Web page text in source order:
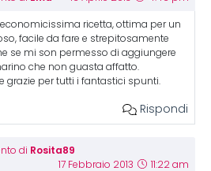
ricetta, ottima per un
facile da fare e strepitosamente
se mi son permesso di aggiungere
che non guasta affatto.
grazie per tutti i fantastici spunti.
Rispondi
di Rosita89
17 Febbraio 2013 11:22 am